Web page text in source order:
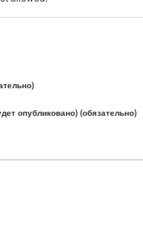
опубликовано) (обязательно)